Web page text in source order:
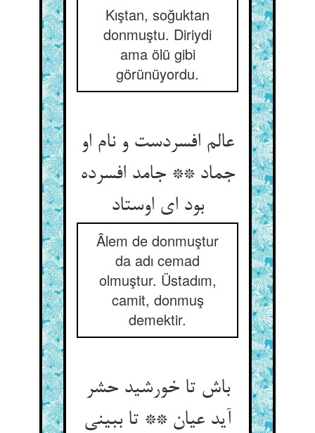
Kıştan, soğuktan
donmuştu. Diriydi
ama ölü gibi
görünüyordu.
عالم افسردست و نام او
جماد ** جامد افسرده
بود ای اوستاد
Âlem de donmuştur
da adı cemad
olmuştur. Üstadım,
camit, donmuş
demektir.
باش تا خورشید حشر
آید عیان ** تا ببینی